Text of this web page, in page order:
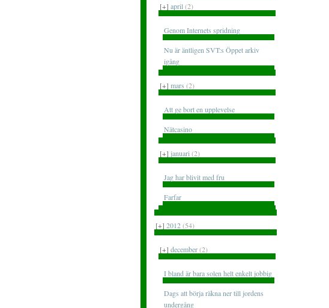
[+] april (2)
Genom Internets spridning
Nu är äntligen SVT:s Öppet arkiv
igång
[+] mars (2)
Att ge bort en upplevelse
Nätcasino
[+] januari (2)
Jag har blivit med fru
Farfar
[+] 2012(54)
[+] december(2)
I bland är bara solen helt enkelt jobbig
Dags att börja räkna ner till jordens
undergång